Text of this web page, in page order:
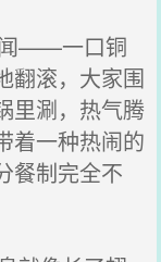
——一口铜
翻滚，大家围
里涮，热气腾
着一种热闹的
餐制完全不